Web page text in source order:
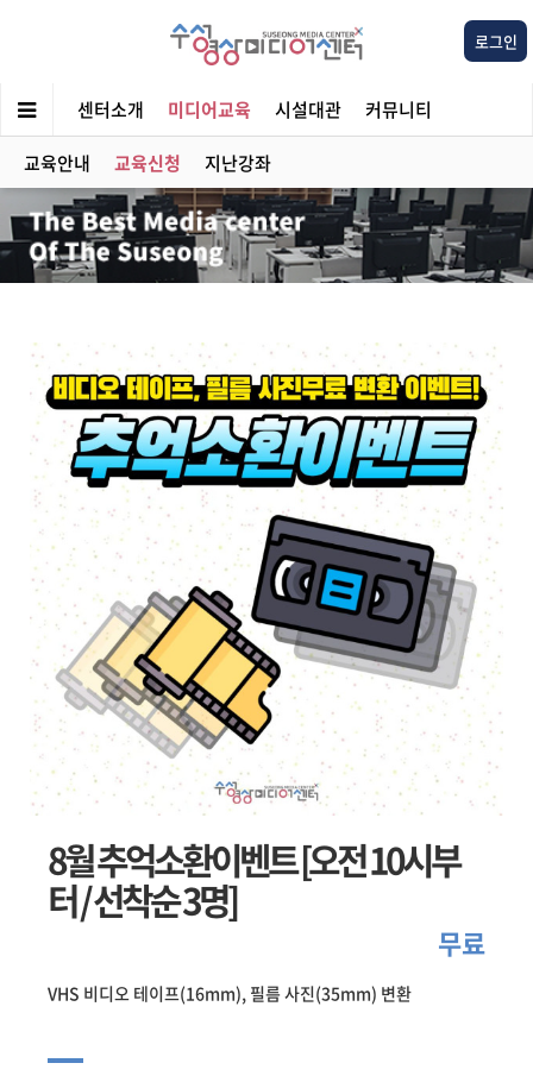
로그인
센터소개 미디어교육 시설대관 커뮤니티
교육안내 교육신청 지난강좌
8월 추억소환이벤트 [오전 10시부
터 / 선착순 3명]
무료
VHS 비디오 테이프(16mm), 필름 사진(35mm) 변환